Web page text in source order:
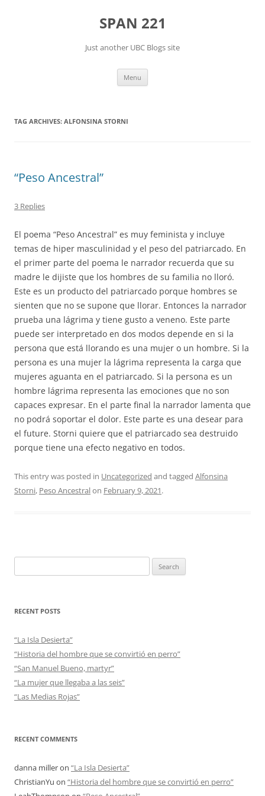
SPAN 221
Just another UBC Blogs site
Menu
TAG ARCHIVES: ALFONSINA STORNI
“Peso Ancestral”
3 Replies
El poema “Peso Ancestral” es muy feminista y incluye
temas de hiper masculinidad y el peso del patriarcado. En
el primer parte del poema le narrador recuerda que su
madre le dijiste que los hombres de su familia no lloró.
Este es un producto del patriarcado porque hombres se
sienten que no se supone que llorar. Entonces la narrador
prueba una lágrima y tiene gusto a veneno. Este parte
puede ser interpretado en dos modos depende en si la
persona que está llorando es una mujer o un hombre. Si la
persona es una mujer la lágrima representa la carga que
mujeres aguanta en el patriarcado. Si la persona es un
hombre lágrima representa las emociones que no son
capaces expresar. En el parte final la narrador lamenta que
no podrá soportar el dolor. Este parte es una desear para
el future. Storni quiere que el patriarcado sea destruido
porque tiene una efecto negativo en todos.
This entry was posted in Uncategorized and tagged Alfonsina
Storni, Peso Ancestralon February 9, 2021.
for:
RECENT POSTS
“La Isla Desierta”
“Historia del hombre que se convirtió en perro”
“San Manuel Bueno, martyr”
“La mujer que llegaba a las seis”
“Las Medias Rojas”
RECENT COMMENTS
danna milleron “La Isla Desierta”
ChristianYu on “Historia del hombre que se convirtió en perro”